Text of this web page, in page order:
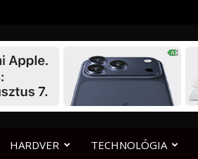
HARDVER TECHNOLÓGIA